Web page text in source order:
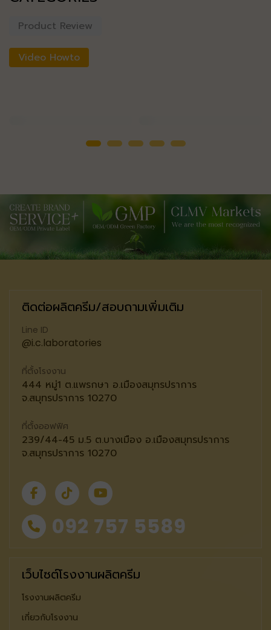
Product Review
Video Howto
ติดต่อผลิตครีม/สอบถามเพิ่มเติม
Line ID
@i.c.laboratories
ที่ตั้งโรงงาน
444 หมู่1 ต.แพรกษา อ.เมืองสมุทรปราการ
จ.สมุทรปราการ 10270
ที่ตั้งออฟฟิศ
239/44-45 ม.5 ต.บางเมือง อ.เมืองสมุทรปราการ
จ.สมุทรปราการ 10270
092 757 5589
เว็บไซต์โรงงานผลิตครีม
โรงงานผลิตครีม
เกี่ยวกับโรงงาน